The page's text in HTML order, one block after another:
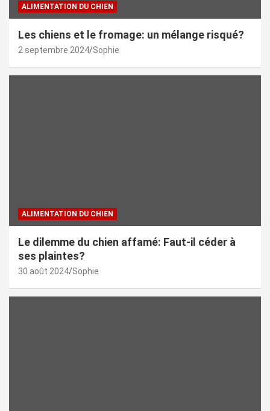
ALIMENTATION DU CHIEN
Les chiens et le fromage: un mélange risqué?
2 septembre 2024 Sophie
ALIMENTATION DU CHIEN
Le dilemme du chien affamé: Faut-il céder à
ses plaintes?
30 août 2024 Sophie